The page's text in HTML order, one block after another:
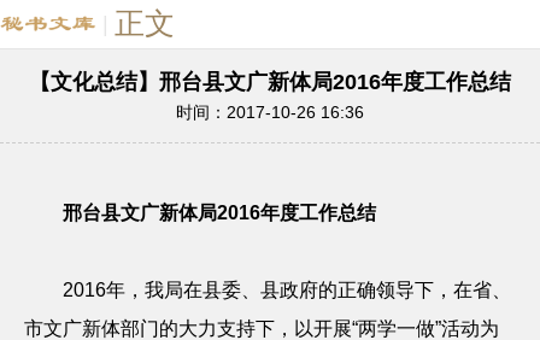
正文
【文化总结】邢台县文广新体局2016年度工作总结
时间：2017-10-26 16:36
邢台县文广新体局2016年度工作总结
2016年，我局在县委、县政府的正确领导下，在省、
市文广新体部门的大力支持下，以开展“两学一做”活动为